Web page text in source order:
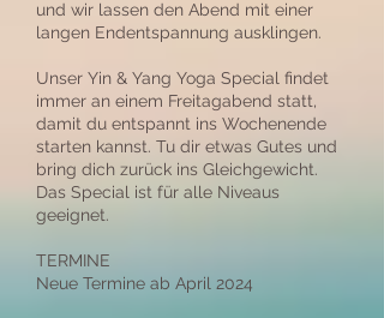
und wir lassen den Abend mit einer
langen Endentspannung ausklingen.
Unser Yin & Yang Yoga Special findet
immer an einem Freitagabend statt,
damit du entspannt ins Wochenende
starten kannst. Tu dir etwas Gutes und
bring dich zurück ins Gleichgewicht.
Das Special ist für alle Niveaus
geeignet.
TERMINE
Neue Termine ab April 2024